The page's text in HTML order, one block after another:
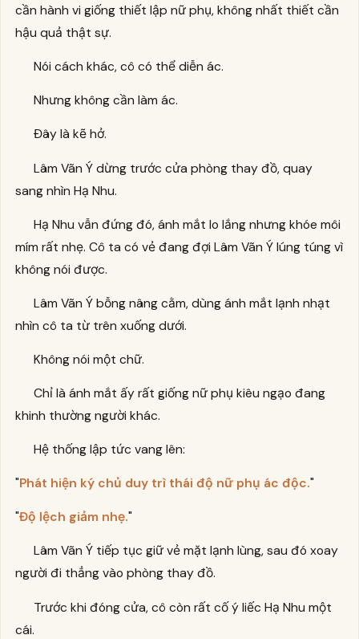
cần hành vi giống thiết lập nữ phụ, không nhất thiết cần
hậu quả thật sự.
Nói cách khác, cô có thể diễn ác.
Nhưng không cần làm ác.
Đây là kẽ hở.
Lâm Vãn Ý dừng trước cửa phòng thay đồ, quay
sang nhìn Hạ Nhu.
Hạ Nhu vẫn đứng đó, ánh mắt lo lắng nhưng khóe môi
mím rất nhẹ. Cô ta có vẻ đang đợi Lâm Vãn Ý lúng túng vì
không nói được.
Lâm Vãn Ý bỗng nâng cằm, dùng ánh mắt lạnh nhạt
nhìn cô ta từ trên xuống dưới.
Không nói một chữ.
Chỉ là ánh mắt ấy rất giống nữ phụ kiêu ngạo đang
khinh thường người khác.
Hệ thống lập tức vang lên:
"Phát hiện ký chủ duy trì thái độ nữ phụ ác độc."
"Độ lệch giảm nhẹ."
Lâm Vãn Ý tiếp tục giữ vẻ mặt lạnh lùng, sau đó xoay
người đi thẳng vào phòng thay đồ.
Trước khi đóng cửa, cô còn rất cố ý liếc Hạ Nhu một
cái.